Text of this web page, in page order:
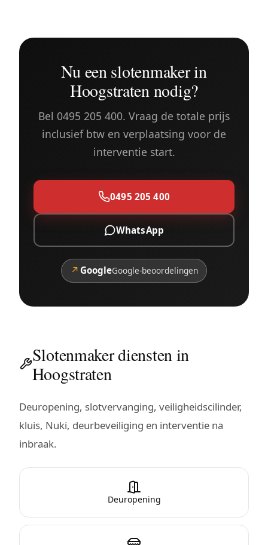
Nu een slotenmaker in
Hoogstraten nodig?
Bel 0495 205 400. Vraag de totale prijs
inclusief btw en verplaatsing voor de
interventie start.
0495 205 400
WhatsApp
↗ GoogleGoogle-beoordelingen
Slotenmaker diensten in
Hoogstraten
Deuropening, slotvervanging, veiligheidscilinder,
kluis, Nuki, deurbeveiliging en interventie na
inbraak.
Deuropening